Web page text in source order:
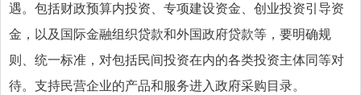
遇。包括财政预算内投资、专项建设资金、创业投资引导资
金，以及国际金融组织贷款和外国政府贷款等，要明确规
则、统一标准，对包括民间投资在内的各类投资主体同等对
待。支持民营企业的产品和服务进入政府采购目录。